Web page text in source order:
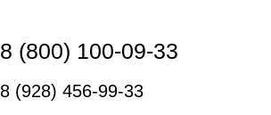
8 (800) 100-09-33
8 (928) 456-99-33